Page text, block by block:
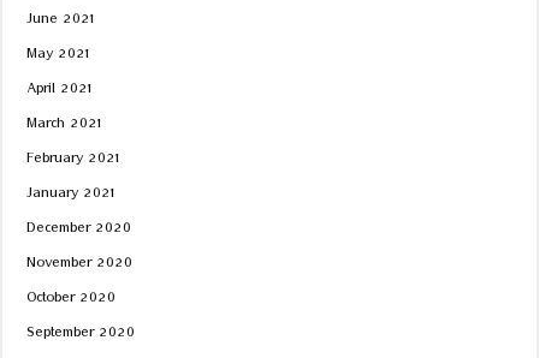
June 2021
May 2021
April 2021
March 2021
February 2021
January 2021
December 2020
November 2020
October 2020
September 2020